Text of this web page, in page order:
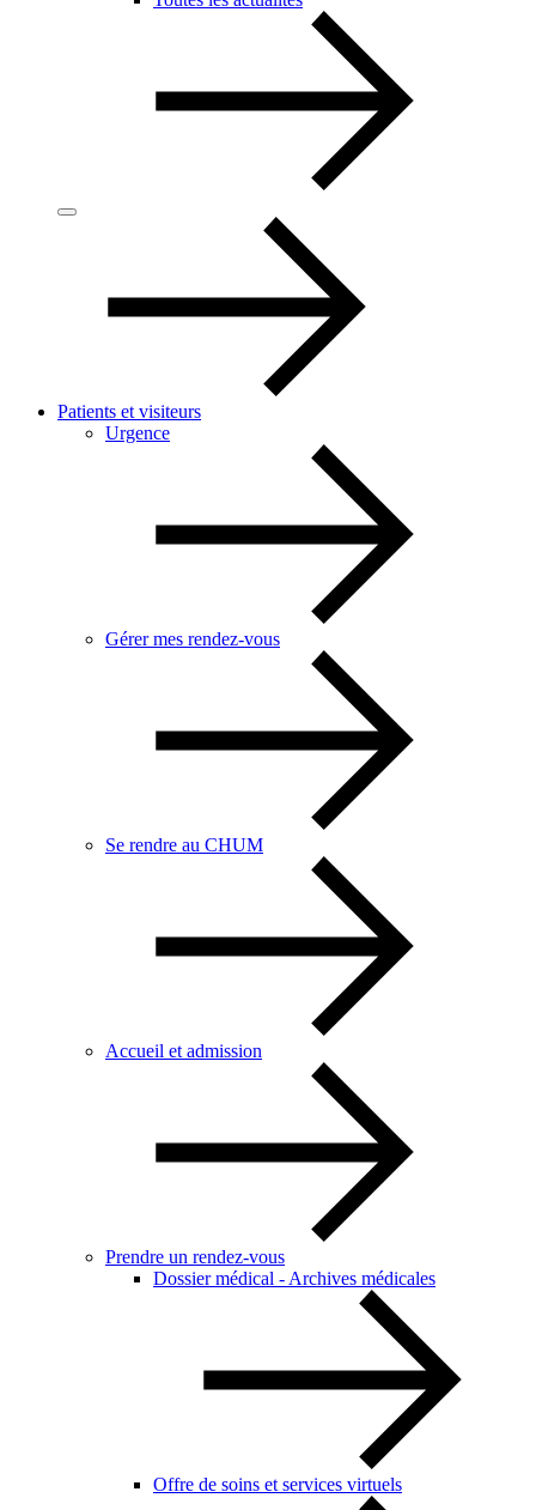
Patients et visiteurs
Urgence
Gérer mes rendez-vous
Se rendre au CHUM
Accueil et admission
Prendre un rendez-vous
Dossier médical - Archives médicales
Offre de soins et services virtuels